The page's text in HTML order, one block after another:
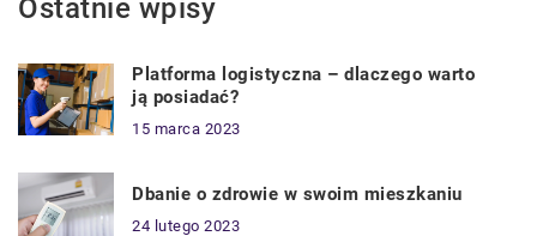
Ostatnie wpisy
Platforma logistyczna – dlaczego warto
ją posiadać?
15 marca 2023
Dbanie o zdrowie w swoim mieszkaniu
24 lutego 2023